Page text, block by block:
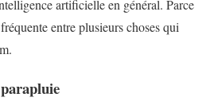
artificielle en général. Parce
entre plusieurs choses qui